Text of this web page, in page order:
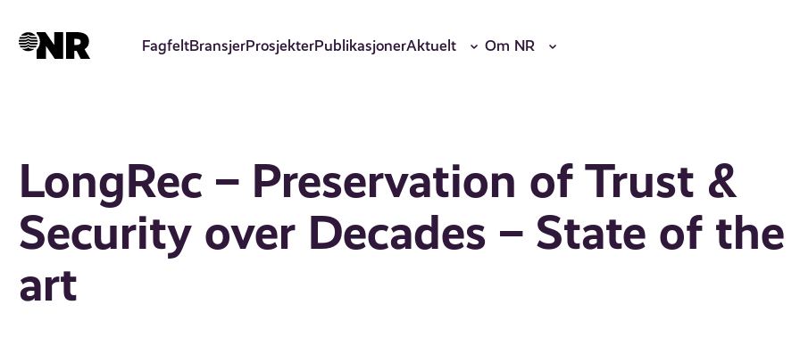
hovedinnhold
FagfeltBransjerProsjekterPublikasjonerAktuelt Om NR
LongRec – Preservation of Trust &
Security over Decades – State of the
art